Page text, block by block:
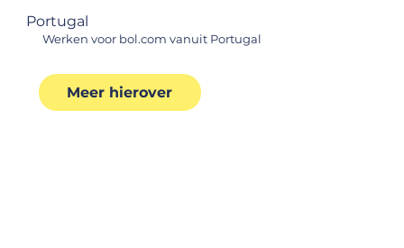
Portugal
Werken voor bol.com vanuit Portugal
Meer hierover